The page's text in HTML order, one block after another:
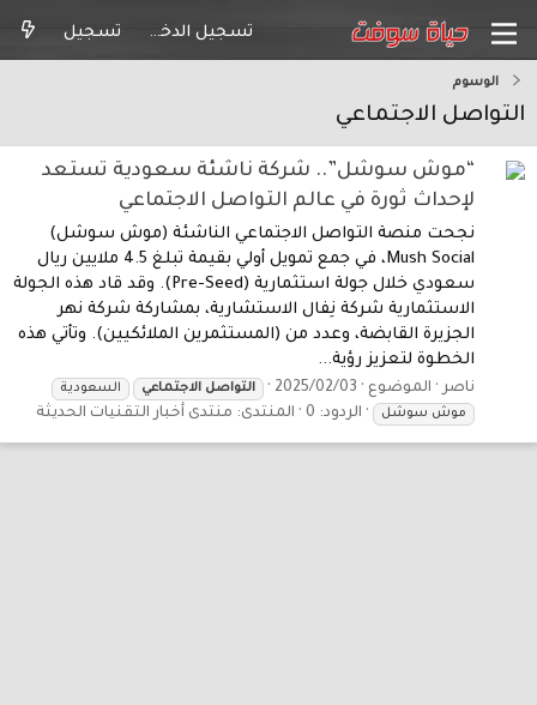
تسجيل الدخول تسجيل
الوسوم
التواصل الاجتماعي
“موش سوشل”.. شركة ناشئة سعودية تستعد
لإحداث ثورة في عالم التواصل الاجتماعي
نجحت منصة التواصل الاجتماعي الناشئة (موش سوشل)
Mush Social، في جمع تمويل أولي بقيمة تبلغ 4.5 ملايين ريال
سعودي خلال جولة استثمارية (Pre-Seed). وقد قاد هذه الجولة
الاستثمارية شركة نِفال الاستشارية، بمشاركة شركة نهر
الجزيرة القابضة، وعدد من (المستثمرين الملائكيين). وتأتي هذه
الخطوة لتعزيز رؤية...
ناصر الموضوع 2025/02/03 التواصل الاجتماعي
السعودية
موش سوشل
الردود: 0 المنتدى: منتدى أخبار التقنيات الحديثة